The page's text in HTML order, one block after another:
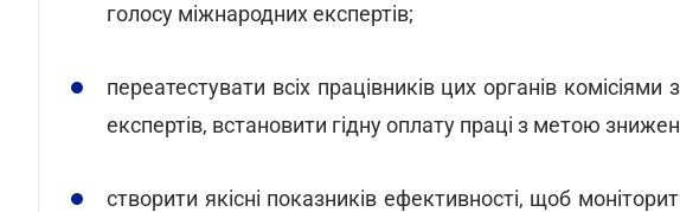
голосу міжнародних експертів;
переатестувати всіх працівників цих органів
експертів, встановити гідну оплату праці з метою
створити якісні показників ефективності, щоб